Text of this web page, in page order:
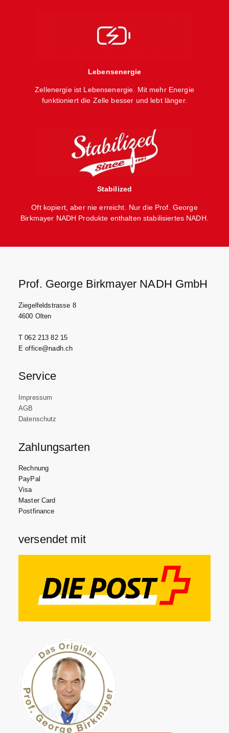
Lebensenergie
Zellenergie ist Lebensenergie. Mit mehr Energie
funktioniert die Zelle besser und lebt länger.
Stabilized
Oft kopiert, aber nie erreicht. Nur die Prof. George
Birkmayer NADH Produkte enthalten stabilisiertes NADH.
Prof. George Birkmayer NADH GmbH
Ziegelfeldstrasse 8
4600 Olten
T 062 213 82 15
E office@nadh.ch
Service
Impressum
AGB
Datenschutz
Zahlungsarten
Rechnung
PayPal
Visa
Master Card
Postfinance
versendet mit